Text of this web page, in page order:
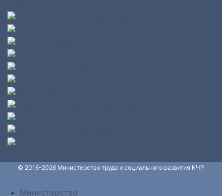
© 2016-2026 Министерство труда и социального развития КЧР
Министерство